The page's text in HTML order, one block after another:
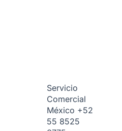
Servicio
Comercial
México +52
55 8525